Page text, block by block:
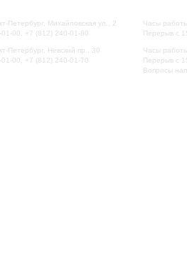
Петербург, Михайловская ул., 2
00, +7 (812) 240-01-80
Петербург, Невский пр., 30
00, +7 (812) 240-01-70
Часы
Перерыв с
Часы
Перерыв с
Вопросы